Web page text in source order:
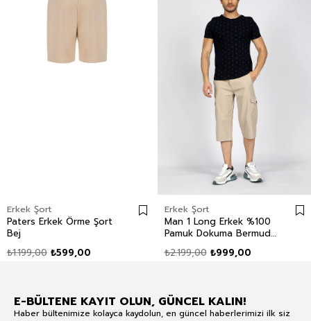
Erkek Şort
Paters Erkek Örme Şort
Bej
₺599,00
₺1.199,00
Erkek Şort
Man 1 Long Erkek %100
Pamuk Dokuma Bermuda
₺999,00
₺2.199,00
E-BÜLTENE KAYIT OLUN, GÜNCEL KALIN!
Haber bültenimize kolayca kaydolun, en güncel haberlerimizi ilk siz